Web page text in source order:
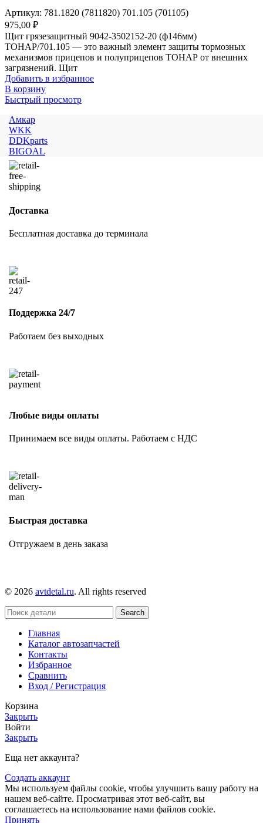
Артикул: 781.1820 (7811820) 701.105 (701105)
975,00 ₽
Щит грязезащитный 9042-3502152-20 (ф146мм)
ТОНАР/701.105 — это важный элемент защиты тормозных
механизмов прицепов и полуприцепов ТОНАР от внешних
загрязнений. Щит
Добавить в избранное
В корзину
Быстрый просмотр
Амкар
WKK
DDKparts
BIGOAL
Доставка
Бесплатная доставка до терминала
Поддержка 24/7
Работаем без выходных
Любые виды оплаты
Принимаем все виды оплаты. Работаем с НДС
Быстрая доставка
Отгружаем в день заказа
© 2026 avtdetal.ru. All rights reserved
Search
Главная
Каталог автозапчастей
Контакты
Избранное
Сравнить
Вход / Регистрация
Корзина
Закрыть
Войти
Закрыть
Еща нет аккаунта?
Создать аккаунт
Мы используем файлы cookie, чтобы улучшить вашу работу на
нашем веб-сайте. Просматривая этот веб-сайт, вы
соглашаетесь на использование нами файлов cookie.
Принять